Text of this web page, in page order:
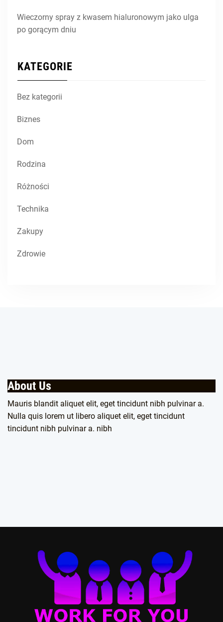
Wieczorny spray z kwasem hialuronowym jako ulga
po gorącym dniu
KATEGORIE
Bez kategorii
Biznes
Dom
Rodzina
Różności
Technika
Zakupy
Zdrowie
About Us
Mauris blandit aliquet elit, eget tincidunt nibh pulvinar a.
Nulla quis lorem ut libero aliquet elit, eget tincidunt
tincidunt nibh pulvinar a. nibh